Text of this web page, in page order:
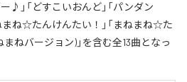
♪」「どすこいおんど」「パンダン
まね☆たんけんたい！」「まねまね☆た
ねバージョン)」を含む全13曲となっ